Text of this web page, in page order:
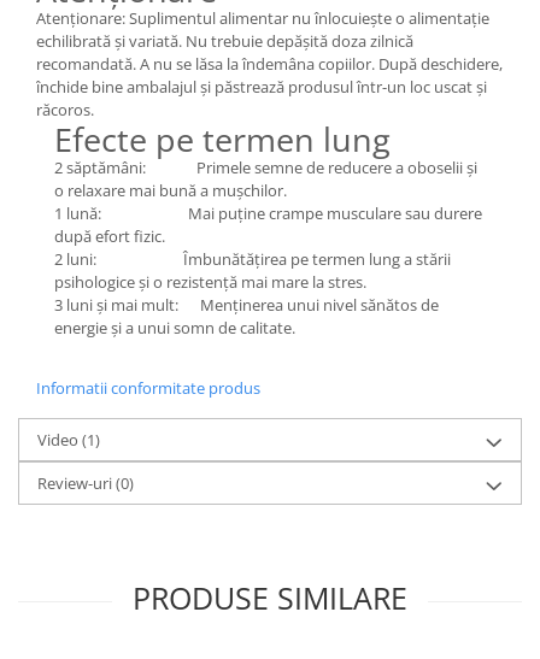
Atenționare: Suplimentul alimentar nu înlocuiește o alimentație
echilibrată și variată. Nu trebuie depășită doza zilnică
recomandată. A nu se lăsa la îndemâna copiilor. După deschidere,
închide bine ambalajul și păstrează produsul într-un loc uscat și
răcoros.
Efecte pe termen lung
2 săptămâni: Primele semne de reducere a oboselii și
o relaxare mai bună a mușchilor.
1 lună: Mai puține crampe musculare sau durere
după efort fizic.
2 luni: Îmbunătățirea pe termen lung a stării
psihologice și o rezistență mai mare la stres.
3 luni și mai mult: Menținerea unui nivel sănătos de
energie și a unui somn de calitate.
Informatii conformitate produs
Video (1)
Review-uri(0)
PRODUSE SIMILARE